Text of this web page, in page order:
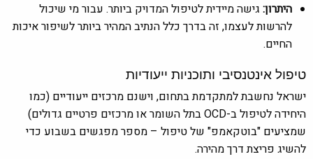
היתרון:גישה מיידית לטיפול המדויק ביותר. עבור מי שיכול
להרשות לעצמו, זה בדרך כלל הנתיב המהיר ביותר לשיפור איכות
החיים.
טיפול אינטנסיבי ותוכניות ייעודיות
ישראל נחשבת למתקדמת בתחום, וישנם מרכזים ייעודיים (כמו
היחידה לטיפול ב-OCD בתל השומר או מרכזים פרטיים גדולים)
שמציעים "בוטקאמפ" של טיפול – מספר מפגשים בשבוע כדי
להשיג פריצת דרך מהירה.